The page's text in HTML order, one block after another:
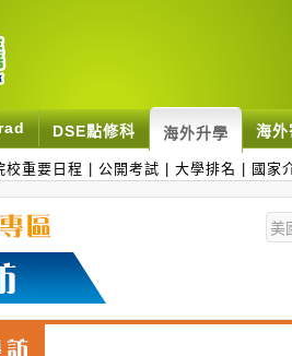
DSE點修科 海外升學 海
校重要日程 公開考試 大學排名 國家